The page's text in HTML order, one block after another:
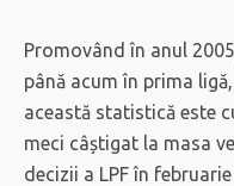
Promovând în anul
până acum în prima
această statistică este
meci câștigat la masa
decizii a LPF în